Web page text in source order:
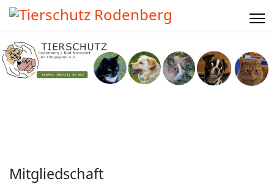
Mitgliedschaft